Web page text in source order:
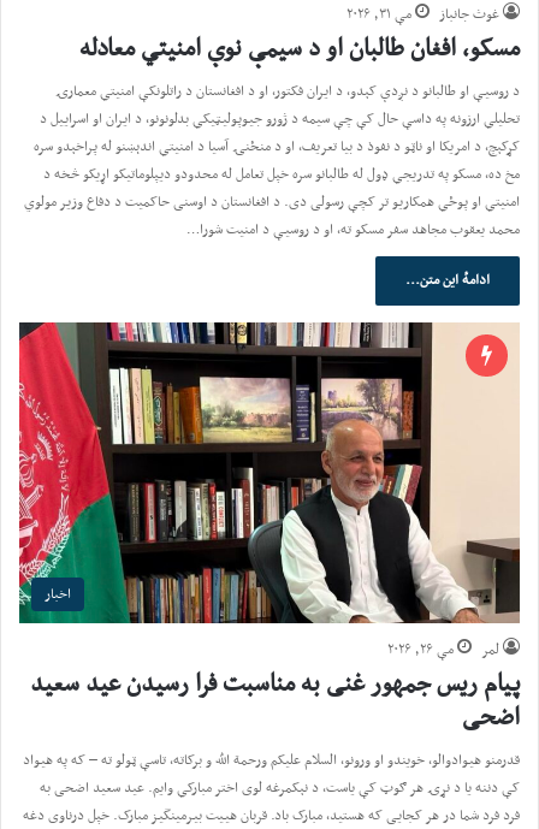
غوث جانباز مې ۳۱, ۲۰۲۶
مسکو، افغان طالبان او د سیمې نوې امنیتي معادله
د روسیې او طالبانو د نږدې کېدو، د ایران فکتور، او د افغانستان د راتلونکې امنیتي معمارۍ
تحلیلي ارزونه په داسې حال کې چې سیمه د ژورو جیوپولیټیکي بدلونونو، د ایران او اسراییل د
کړکېچ، د امریکا او ناټو د نفوذ د بیا تعریف، او د منځنۍ آسیا د امنیتي اندېښنو له پراخېدو سره
مخ ده، مسکو په تدریجي ډول له طالبانو سره خپل تعامل له محدودو دیپلوماتیکو اړیکو څخه د
امنیتي او پوځي همکاریو تر کچې رسولی دی. د افغانستان د اوسنی حاکمیت د دفاع وزیر مولوي
محمد یعقوب مجاهد سفر مسکو ته، او د روسیې د امنیت شورا…
ادامهٔ این متن...
اخبار
لمر مې ۲۶, ۲۰۲۶
پیام ریس جمهور غنی به مناسبت فرا رسیدن عید سعید
اضحی
قدرمنو هیوادوالو، خویندو او ورونو، السلام علیکم ورحمة الله و برکاته، تاسې ټولو ته – که په هیواد
کې دننه یا د نړۍ هر ګوټ کې یاست، د نېکمرغه لوی اختر مبارکي وایم. عید سعید اضحی به
فرد فرد شما در هر کجایی که هستید، مبارک باد. قربان هییت بیرمینگیز مبارک. خپل درناوی دغه